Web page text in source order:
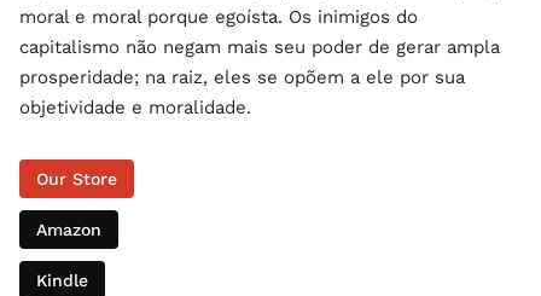
moral e moral porque egoísta. Os inimigos do
capitalismo não negam mais seu poder de gerar ampla
prosperidade; na raiz, eles se opõem a ele por sua
objetividade e moralidade.
Our Store
Amazon
Kindle